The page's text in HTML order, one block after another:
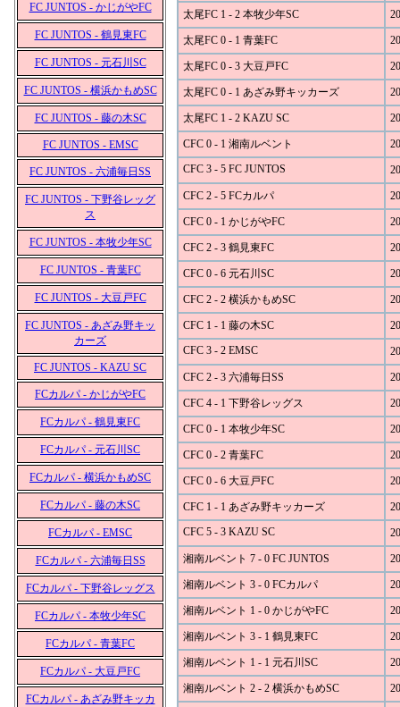
FC JUNTOS - かじがやFC
FC JUNTOS - 鶴見東FC
FC JUNTOS - 元石川SC
FC JUNTOS - 横浜かもめSC
FC JUNTOS - 藤の木SC
FC JUNTOS - EMSC
FC JUNTOS - 六浦毎日SS
FC JUNTOS - 下野谷レッグ
ス
FC JUNTOS - 本牧少年SC
FC JUNTOS - 青葉FC
FC JUNTOS - 大豆戸FC
FC JUNTOS - あざみ野キッ
カーズ
FC JUNTOS - KAZU SC
FCカルパ - かじがやFC
FCカルパ - 鶴見東FC
FCカルパ - 元石川SC
FCカルパ - 横浜かもめSC
FCカルパ - 藤の木SC
FCカルパ - EMSC
FCカルパ - 六浦毎日SS
FCカルパ - 下野谷レッグス
FCカルパ - 本牧少年SC
FCカルパ - 青葉FC
FCカルパ - 大豆戸FC
FCカルパ - あざみ野キッカ
太尾FC 1 - 2 本牧少年SC
太尾FC 0 - 1 青葉FC
太尾FC 0 - 3 大豆戸FC
太尾FC 0 - 1 あざみ野キッカーズ
太尾FC 1 - 2 KAZU SC
CFC 0 - 1 湘南ルベント
CFC 3 - 5 FC JUNTOS
CFC 2 - 5 FCカルパ
CFC 0 - 1 かじがやFC
CFC 2 - 3 鶴見東FC
CFC 0 - 6 元石川SC
CFC 2 - 2 横浜かもめSC
CFC 1 - 1 藤の木SC
CFC 3 - 2 EMSC
CFC 2 - 3 六浦毎日SS
CFC 4 - 1 下野谷レッグス
CFC 0 - 1 本牧少年SC
CFC 0 - 2 青葉FC
CFC 0 - 6 大豆戸FC
CFC 1 - 1 あざみ野キッカーズ
CFC 5 - 3 KAZU SC
湘南ルベント 7 - 0 FC JUNTOS
湘南ルベント 3 - 0 FCカルパ
湘南ルベント 1 - 0 かじがやFC
湘南ルベント 3 - 1 鶴見東FC
湘南ルベント 1 - 1 元石川SC
湘南ルベント 2 - 2 横浜かもめSC